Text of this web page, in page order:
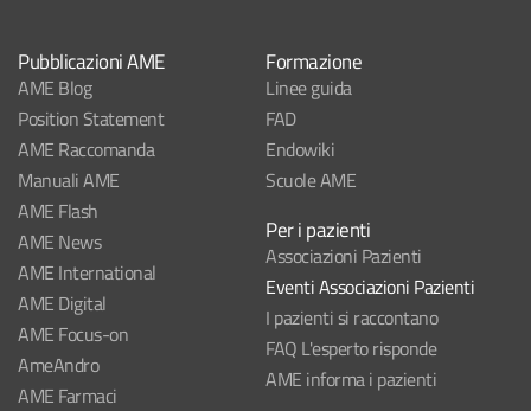
Pubblicazioni AME
AME Blog
Position Statement
AME Raccomanda
Manuali AME
AME Flash
AME News
AME International
AME Digital
AME Focus-on
AmeAndro
AME Farmaci
Formazione
Linee guida
FAD
Endowiki
Scuole AME
Per i pazienti
Associazioni Pazienti
Eventi Associazioni Pazienti
I pazienti si raccontano
FAQ L'esperto risponde
AME informa i pazienti